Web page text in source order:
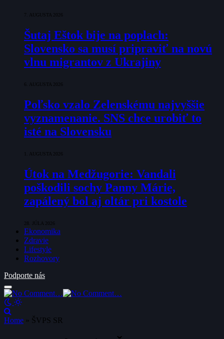
7. AUGUSTA 2026
Šutaj Eštok bije na poplach:
Slovensko sa musí pripraviť na novú
vlnu migrantov z Ukrajiny
6. AUGUSTA 2026
Poľsko vzalo Zelenskému najvyššie
vyznamenanie. SNS chce urobiť to
isté na Slovensku
1. AUGUSTA 2026
Útok na Medžugorie: Vandali
poškodili sochy Panny Márie,
zapálený bol aj oltár pri kostole
28. JÚLA 2026
Ekonomika
Zdravie
Lifestyle
Rozhovory
Podporte nás
Home » ŠVPS SR